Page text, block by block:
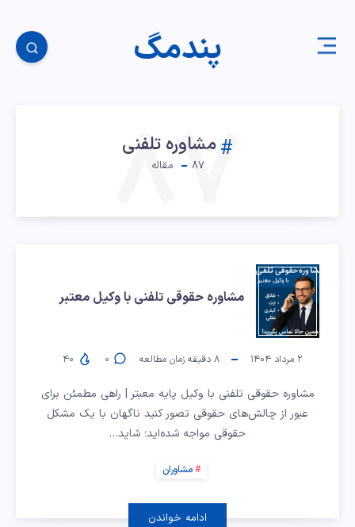
پندمگ
مشاوره تلفنی
۸۷ مقاله
۸۷
مشاوره
حقوقی
تلفنی
با
وکیل
معتبر
مشاوره حقوقی تلفنی با وکیل معتبر
۲ مرداد ۱۴۰۴ ۸ دقیقه زمان مطالعه ۰
مشاوره حقوقی تلفنی با وکیل پایه معبتر | راهی مطمئن برای
عبور از چالش‌های حقوقی تصور کنید ناگهان با یک مشکل
حقوقی مواجه شده‌اید؛ شاید…
مشاوران
ادامه خواندن